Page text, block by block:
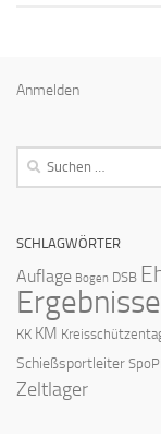
Anmelden
Suchen
SCHLAGWÖRTER
Auflage Bogen DSB
Ergebnisse
KK KM
Schießsportleiter SpoPi
Zeltlager